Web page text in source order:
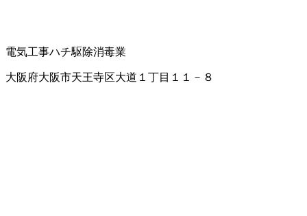
電気工事ハチ駆除消毒業
大阪府大阪市天王寺区大道１丁目１１－８